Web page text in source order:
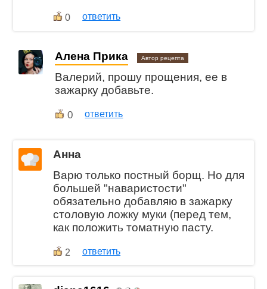
0 ответить
Алена Прика Автор рецепта
Валерий, прошу прощения, ее в
зажарку добавьте.
0 ответить
Анна
Варю только постный борщ. Но для
большей "наваристости"
обязательно добавляю в зажарку
столовую ложку муки (перед тем,
как положить томатную пасту.
2 ответить